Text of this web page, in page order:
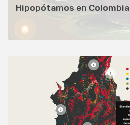
Hipopótamos en Colombia